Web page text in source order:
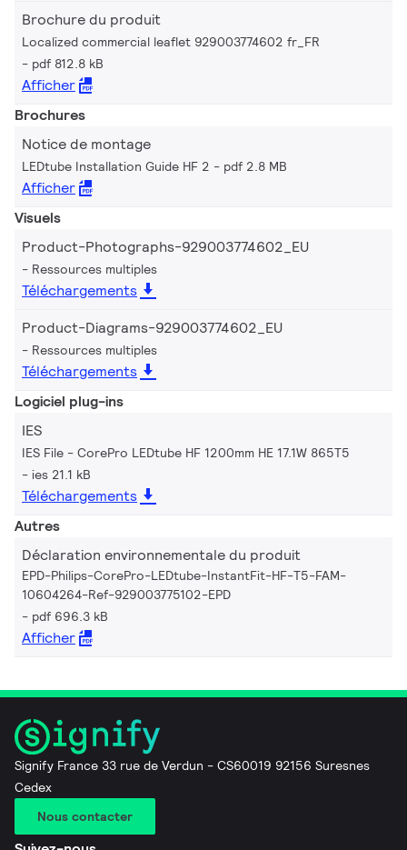
Brochure du produit
Localized commercial leaflet 929003774602 fr_FR
pdf 812.8 kB
Afficher
Brochures
Notice de montage
LEDtube Installation Guide HF 2 pdf 2.8 MB
Afficher
Visuels
Product-Photographs-929003774602_EU
Ressources multiples
Téléchargements
Product-Diagrams-929003774602_EU
Ressources multiples
Téléchargements
Logiciel plug-ins
IES
IES File - CorePro LEDtube HF 1200mm HE 17.1W 865T5
ies 21.1 kB
Téléchargements
Autres
Déclaration environnementale du produit
EPD-Philips-CorePro-LEDtube-InstantFit-HF-T5-FAM-
10604264-Ref-929003775102-EPD
pdf 696.3 kB
Afficher
Signify France 33 rue de Verdun - CS60019 92156 Suresnes
Cedex
Nous contacter